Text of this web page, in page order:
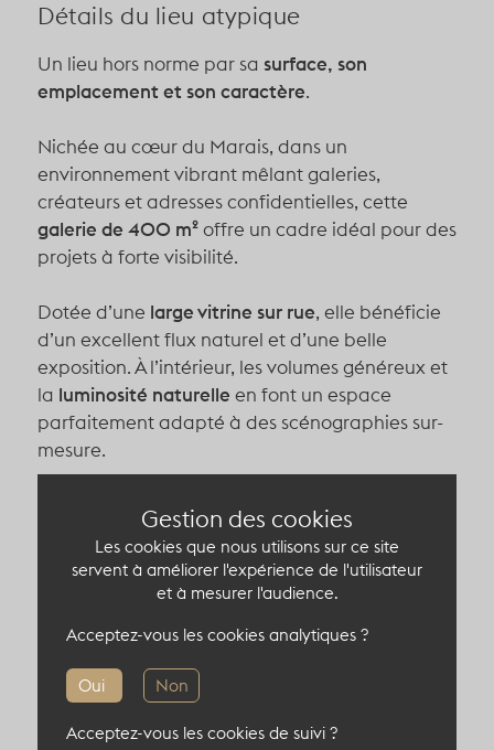
Détails du lieu atypique
Un lieu hors norme par sa surface, son
emplacement et son caractère.
Nichée au cœur du Marais, dans un
environnement vibrant mêlant galeries,
créateurs et adresses confidentielles, cette
galerie de 400 m²offre un cadre idéal pour des
projets à forte visibilité.
Dotée d’une large vitrine sur rue, elle bénéficie
d’un excellent flux naturel et d’une belle
exposition. À l’intérieur, les volumes généreux et
la luminosité naturelle en font un espace
parfaitement adapté à des scénographies sur-
mesure.
Pensé pour accueillir des
showrooms, pop-up
stores ou lancements de collections, ce lieu
conjuguevisibilité, modularité et identité
contemporaine.
Un écrin stratégique, au cœur d’un des
quartiers les plus inspirants de Paris.
Gestion des cookies
Les cookies que nous utilisons sur ce site
servent à améliorer l'expérience de l'utilisateur
et à mesurer l'audience.
Oui Non
Acceptez-vous les cookies analytiques ?
Acceptez-vous les cookies de suivi ?